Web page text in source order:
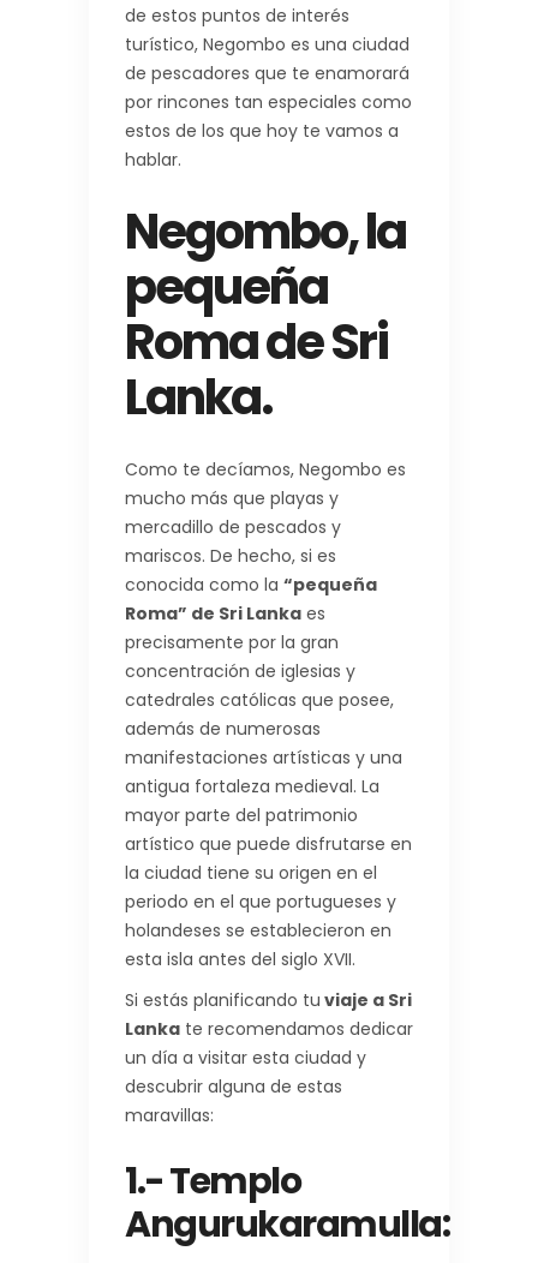
de estos puntos de interés
turístico, Negombo es una ciudad
de pescadores que te enamorará
por rincones tan especiales como
estos de los que hoy te vamos a
hablar.
Negombo, la
pequeña
Roma de Sri
Lanka.
Como te decíamos, Negombo es
mucho más que playas y
mercadillo de pescados y
mariscos. De hecho, si es
conocida como la “pequeña
Roma” de Sri Lanka es
precisamente por la gran
concentración de iglesias y
catedrales católicas que posee,
además de numerosas
manifestaciones artísticas y una
antigua fortaleza medieval. La
mayor parte del patrimonio
artístico que puede disfrutarse en
la ciudad tiene su origen en el
periodo en el que portugueses y
holandeses se establecieron en
esta isla antes del siglo XVII.
Si estás planificando tu viaje a Sri
Lanka te recomendamos dedicar
un día a visitar esta ciudad y
descubrir alguna de estas
maravillas:
1.- Templo
Angurukaramulla: